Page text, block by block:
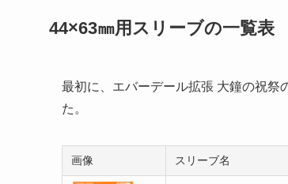
44×63㎜用スリーブの一覧表
最初に、エバーデール拡張 大鐘の祝祭
た。
画像 スリーブ名